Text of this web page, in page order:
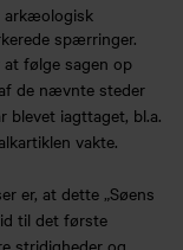
arkæologisk
spærringer.
følge sagen op
de nævnte steder
blevet iagttaget, bl.a.
vakte.
er, at dette „Søens
til det første